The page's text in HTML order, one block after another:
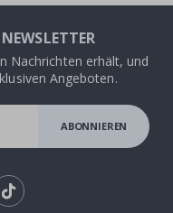
Nachrichten erhält, und
Angeboten.
ABONNIEREN